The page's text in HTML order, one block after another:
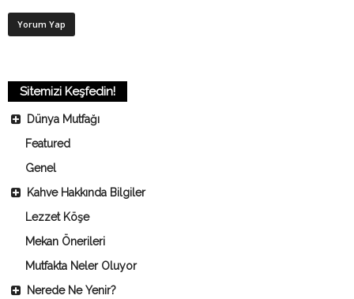
Sitemizi Keşfedin!
Dünya Mutfağı
Featured
Genel
Kahve Hakkında Bilgiler
Lezzet Köşe
Mekan Önerileri
Mutfakta Neler Oluyor
Nerede Ne Yenir?